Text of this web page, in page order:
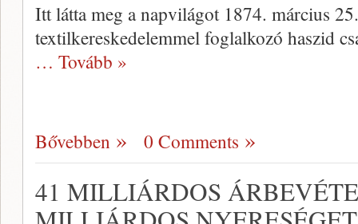
Itt látta meg a napvilágot 1874. március
textilkereskedelemmel foglalkozó haszid
… Tovább »
Bővebben 0 Comments
41 MILLIÁRDOS